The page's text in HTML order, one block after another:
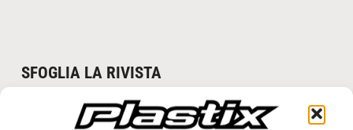
SFOGLIA LA RIVISTA